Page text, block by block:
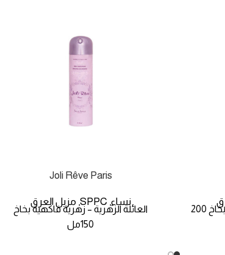
العائلة الزهرية – زهرية فاكهية بخاخ 200
Joli Rêve Paris
نساء,
SPPC
, مزيل العرق
العائلة الزهرية – زهرية فاكهية بخاخ
150مل